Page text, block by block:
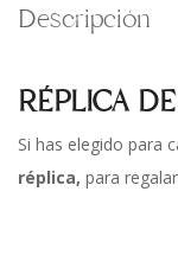
Descripción
RÉPLICA
Si has elegido para
réplica, para